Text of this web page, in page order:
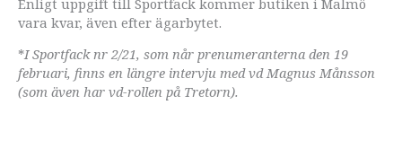
vara kvar, även efter ägarbytet.
*I Sportfack nr 2/21, som når prenumeranterna den 19
februari, finns en längre intervju med vd Magnus Månsson
(som även har vd-rollen på Tretorn).